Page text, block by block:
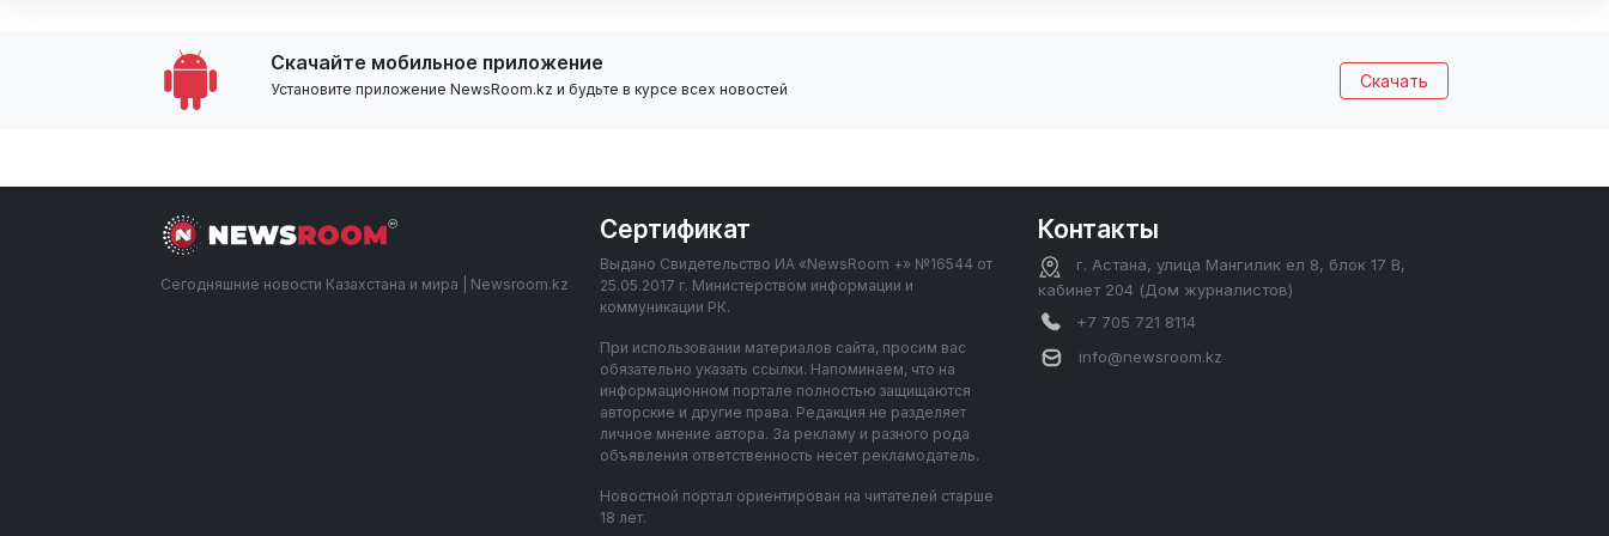
Скачайте мобильное приложение
Установите приложение NewsRoom.kz и будьте в курсе всех новостей Скачать
Сегодняшние новости Казахстана и мира | Newsroom.kz
Сертификат
Выдано Свидетельство ИА «NewsRoom +» №16544 от
25.05.2017 г. Министерством информации и
коммуникации РК.
При использовании материалов сайта, просим вас
обязательно указать ссылки. Напоминаем, что на
информационном портале полностью защищаются
авторские и другие права. Редакция не разделяет
личное мнение автора. За рекламу и разного рода
объявления ответственность несет рекламодатель.
Новостной портал ориентирован на читателей старше
18 лет.
Контакты
г. Астана, улица Мангилик ел 8, блок 17 В,
кабинет 204 (Дом журналистов)
+7 705 721 8114
info@newsroom.kz